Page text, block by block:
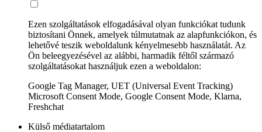
Ezen szolgáltatások elfogadásával olyan funkciókat tudunk
biztosítani Önnek, amelyek túlmutatnak az alapfunkciókon, és
lehetővé teszik weboldalunk kényelmesebb használatát. Az
Ön beleegyezésével az alábbi, harmadik féltől származó
szolgáltatásokat használjuk ezen a weboldalon:
Google Tag Manager, UET (Universal Event Tracking)
Microsoft Consent Mode, Google Consent Mode, Klarna,
Freshchat
Külső médiatartalom